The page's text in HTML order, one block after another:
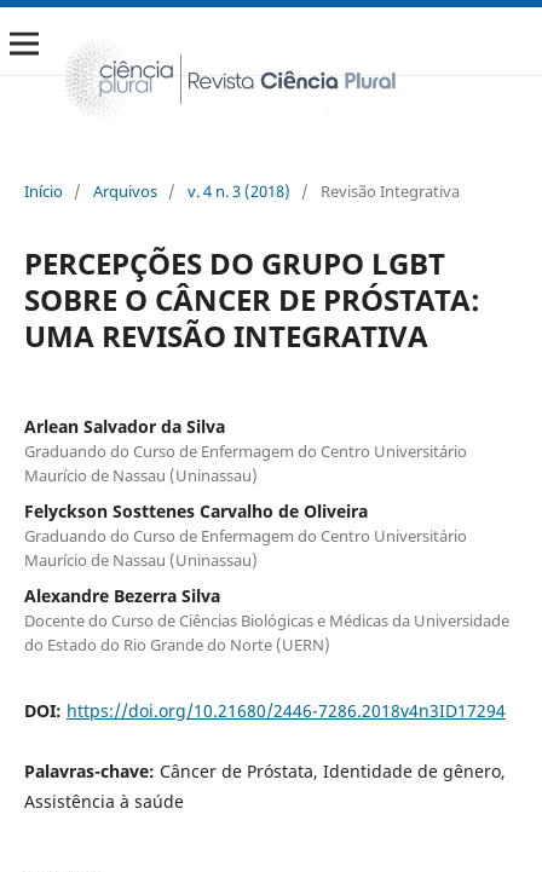
Início / Arquivos / v. 4 n. 3 (2018) / Revisão Integrativa
PERCEPÇÕES DO GRUPO LGBT
SOBRE O CÂNCER DE PRÓSTATA:
UMA REVISÃO INTEGRATIVA
Arlean Salvador da Silva
Graduando do Curso de Enfermagem do Centro Universitário
Maurício de Nassau (Uninassau)
Felyckson Sosttenes Carvalho de Oliveira
Graduando do Curso de Enfermagem do Centro Universitário
Maurício de Nassau (Uninassau)
Alexandre Bezerra Silva
Docente do Curso de Ciências Biológicas e Médicas da Universidade
do Estado do Rio Grande do Norte (UERN)
DOI: https://doi.org/10.21680/2446-7286.2018v4n3ID17294
Palavras-chave: Câncer de Próstata, Identidade de gênero,
Assistência à saúde